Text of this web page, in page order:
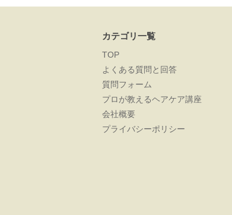
カテゴリ一覧
TOP
よくある質問と回答
質問フォーム
プロが教えるヘアケア講座
会社概要
プライバシーポリシー